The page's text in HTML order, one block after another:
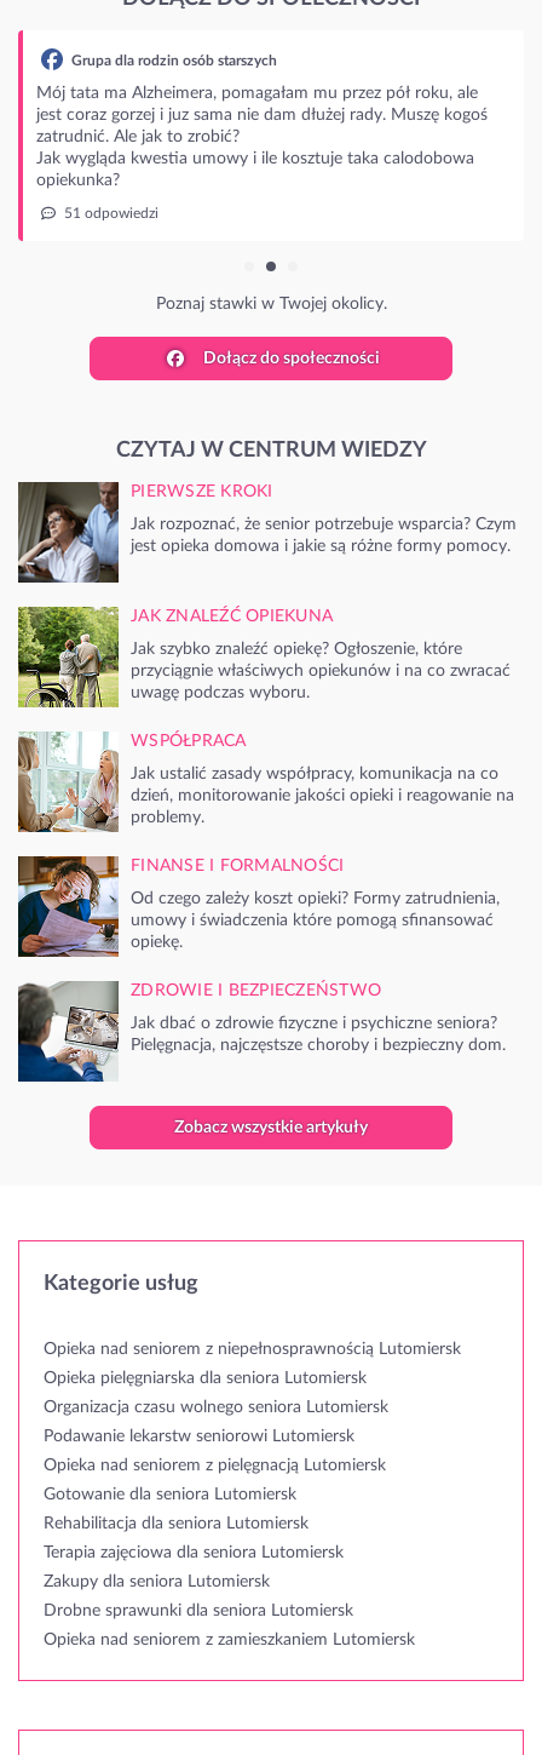
Grupa dla rodzin osób starszych
Mój tata ma Alzheimera, pomagałam mu przez pół roku, ale
jest coraz gorzej i juz sama nie dam dłużej rady. Muszę kogoś
zatrudnić. Ale jak to zrobić?
Jak wygląda kwestia umowy i ile kosztuje taka calodobowa
opiekunka?
51 odpowiedzi
Poznaj stawki w Twojej okolicy.
Dołącz do społeczności
CZYTAJ W CENTRUM WIEDZY
PIERWSZE KROKI
Jak rozpoznać, że senior potrzebuje wsparcia? Czym
jest opieka domowa i jakie są różne formy pomocy.
JAK ZNALEŹĆ OPIEKUNA
Jak szybko znaleźć opiekę? Ogłoszenie, które
przyciągnie właściwych opiekunów i na co zwracać
uwagę podczas wyboru.
WSPÓŁPRACA
Jak ustalić zasady współpracy, komunikacja na co
dzień, monitorowanie jakości opieki i reagowanie na
problemy.
FINANSE I FORMALNOŚCI
Od czego zależy koszt opieki? Formy zatrudnienia,
umowy i świadczenia które pomogą sfinansować
opiekę.
ZDROWIE I BEZPIECZEŃSTWO
Jak dbać o zdrowie fizyczne i psychiczne seniora?
Pielęgnacja, najczęstsze choroby i bezpieczny dom.
Zobacz wszystkie artykuły
Kategorie usług
Opieka nad seniorem z niepełnosprawnością Lutomiersk
Opieka pielęgniarska dla seniora Lutomiersk
Organizacja czasu wolnego seniora Lutomiersk
Podawanie lekarstw seniorowi Lutomiersk
Opieka nad seniorem z pielęgnacją Lutomiersk
Gotowanie dla seniora Lutomiersk
Rehabilitacja dla seniora Lutomiersk
Terapia zajęciowa dla seniora Lutomiersk
Zakupy dla seniora Lutomiersk
Drobne sprawunki dla seniora Lutomiersk
Opieka nad seniorem z zamieszkaniem Lutomiersk